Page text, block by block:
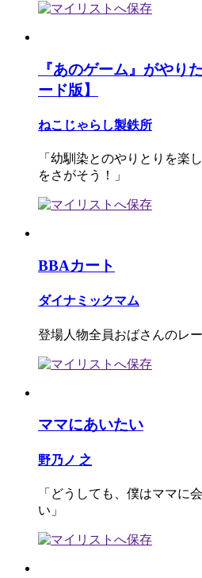
『あのゲーム』がやり
ード版】
ねこじゃらし製鉄所
「幼馴染とのやりとりを楽
をさがそう！」
BBAカート
ダイナミックマム
登場人物全員おばさんのレ
ママにあいたい
野乃ノ 之
「どうしても、僕はママに
い」